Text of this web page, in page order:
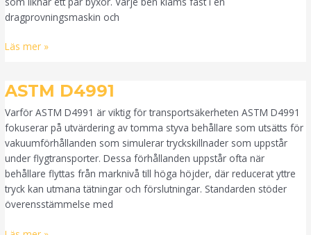
dragprovningsmaskin och
Läs mer »
ASTM D4991
Varför ASTM D4991 är viktig för transportsäkerheten ASTM D4991
fokuserar på utvärdering av tomma styva behållare som utsätts för
vakuumförhållanden som simulerar tryckskillnader som uppstår
under flygtransporter. Dessa förhållanden uppstår ofta när
behållare flyttas från marknivå till höga höjder, där reducerat yttre
tryck kan utmana tätningar och förslutningar. Standarden stöder
överensstämmelse med
ASTM